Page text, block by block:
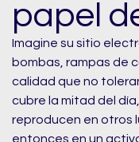
papel
Imagine su sitio
bombas, rampas de
calidad que no
cubre la mitad del
reproducen en otros
entonces en un